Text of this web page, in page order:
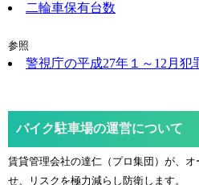
二輪車保有台数
参照
警視庁の平成27年１～12月犯
バイク駐車場の運営について
賃貸管理会社の達仁（プロ集団）が、
せ、リスクを極力減らし防衛します。